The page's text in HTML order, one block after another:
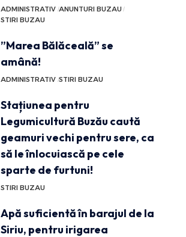
ADMINISTRATIV ANUNTURI BUZAU
STIRI BUZAU
”Marea Bălăceală” se
amână!
ADMINISTRATIV STIRI BUZAU
Stațiunea pentru
Legumicultură Buzău caută
geamuri vechi pentru sere, ca
să le înlocuiască pe cele
sparte de furtuni!
STIRI BUZAU
Apă suficientă în barajul de la
Siriu, pentru irigarea